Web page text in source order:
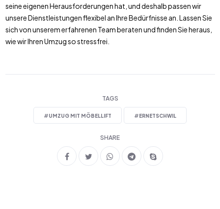
seine eigenen Herausforderungen hat, und deshalb passen wir
unsere Dienstleistungen flexibel an Ihre Bedürfnisse an. Lassen Sie
sich von unserem erfahrenen Team beraten und finden Sie heraus,
wie wir Ihren Umzug so stressfrei.
TAGS
#UMZUG MIT MÖBELLIFT #ERNETSCHWIL
SHARE